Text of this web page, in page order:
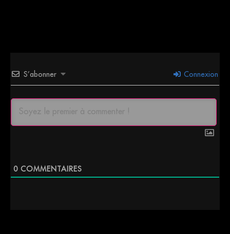
S’abonner Connexion
0 COMMENTAIRES